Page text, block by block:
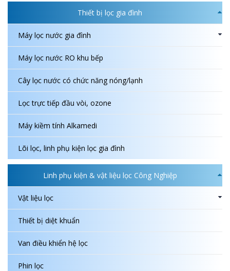
Thiết bị lọc gia đình
Máy lọc nước gia đình
Máy lọc nước RO khu bếp
Cây lọc nước có chức năng nóng/lạnh
Lọc trực tiếp đầu vòi, ozone
Máy kiềm tính Alkamedi
Lõi lọc, linh phụ kiện lọc gia đình
Linh phụ kiện & vật liệu lọc Công Nghiệp
Vật liệu lọc
Thiết bị diệt khuẩn
Van điều khiển hệ lọc
Phin lọc